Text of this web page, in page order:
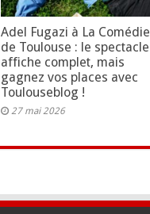
Adel Fugazi à La Comédie
de Toulouse : le spectacle
affiche complet, mais
gagnez vos places avec
Toulouseblog !
27 mai 2026